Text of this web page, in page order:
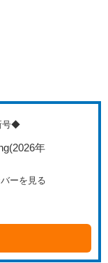
号◆
(2026年
ーを見る